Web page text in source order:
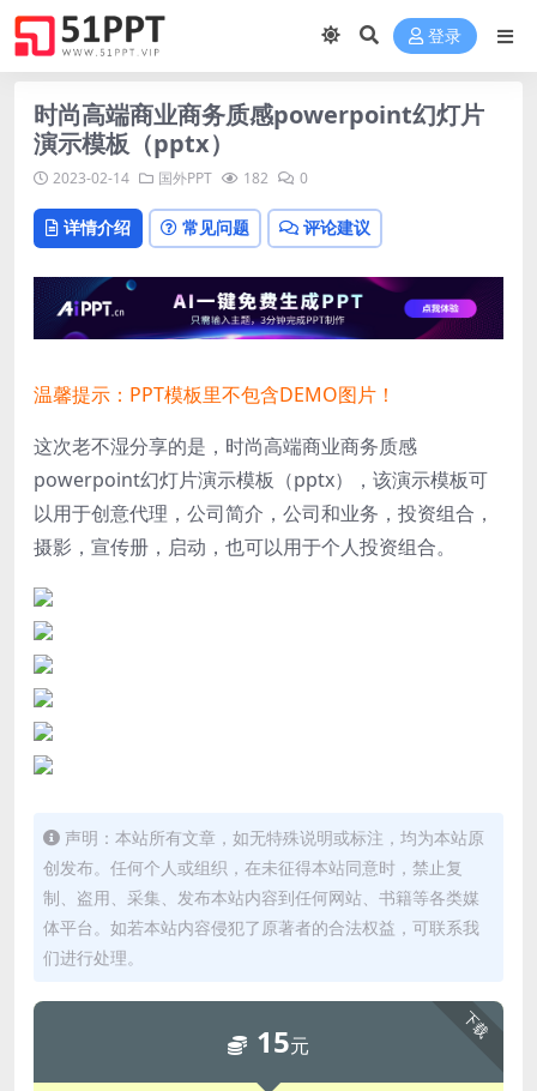
登录
时尚高端商业商务质感powerpoint幻灯片
演示模板（pptx）
2023-02-14 国外PPT 182 0
详情介绍 常见问题 评论建议
温馨提示：PPT模板里不包含DEMO图片！
这次老不湿分享的是，时尚高端商业商务质感
powerpoint幻灯片演示模板（pptx），该演示模板可
以用于创意代理，公司简介，公司和业务，投资组合，
摄影，宣传册，启动，也可以用于个人投资组合。
声明：本站所有文章，如无特殊说明或标注，均为本站原
创发布。任何个人或组织，在未征得本站同意时，禁止复
制、盗用、采集、发布本站内容到任何网站、书籍等各类媒
体平台。如若本站内容侵犯了原著者的合法权益，可联系我
们进行处理。
下载
15元